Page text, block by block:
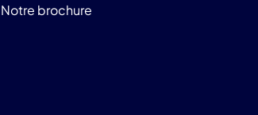
Notre brochure